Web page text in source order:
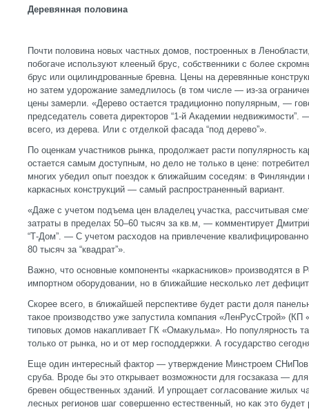
Деревянная половина
Почти половина новых частных домов, построенных в
побогаче используют клееный брус, собственники с более
брус или оцилиндрованные бревна. Цены на деревянные
но затем удорожание замедлилось (в том числе — из-за
цены замерли. «Дерево остается традиционно популярным, —
председатель совета директоров “1-й Академии
всего, из дерева. Или с отделкой фасада “под дерево”».
По оценкам участников рынка, продолжает расти популярность
остается самым доступным, но дело не только в цене:
многих убедил опыт поездок к ближайшим соседям: в Финляндии
каркасных конструкций — самый распространенный вариант.
«Даже с учетом подъема цен владелец участка, рассчитывая
затраты в пределах 50–60 тысяч за кв.м, — комментирует
“Т-Дом”. — С учетом расходов на привлечение
80 тысяч за “квадрат”».
Важно, что основные компоненты «каркасников» производятся в
импортном оборудовании, но в ближайшие несколько лет
Скорее всего, в ближайшей перспективе будет расти доля
такое производство уже запустила компания «ЛенРусСтрой» (КП
типовых домов накапливает ГК «Омакульма». Но популярность
только от рынка, но и от мер господдержки. А государство
Еще один интересный фактор — утверждение Минстроем
сруба. Вроде бы это открывает возможности для госзаказа —
бревен общественных зданий. И упрощает согласование жилых
лесных регионов шаг совершенно естественный, но как это будет